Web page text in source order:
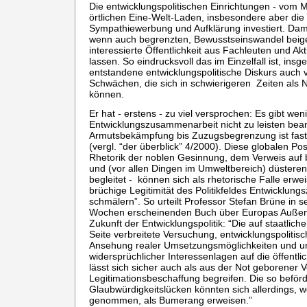
Die entwicklungspolitischen Einrichtungen - vom
örtlichen Eine-Welt-Laden, insbesondere aber
Sympathiewerbung und Aufklärung investiert.
wenn auch begrenzten, Bewusstseinswandel
interessierte Öffentlichkeit aus Fachleuten und
lassen. So eindrucksvoll das im Einzelfall ist,
entstandene entwicklungspolitische Diskurs auch
Schwächen, die sich in schwierigeren Zeiten als
können.
Er hat - erstens - zu viel versprochen: Es gibt
Entwicklungszusammenarbeit nicht zu leisten
Armutsbekämpfung bis Zuzugsbegrenzung ist
(vergl. “der überblick” 4/2000). Diese globalen
Rhetorik der noblen Gesinnung, dem Verweis auf
und (vor allen Dingen im Umweltbereich)
begleitet - können sich als rhetorische Falle
brüchige Legitimität des Politikfeldes
schmälern”. So urteilt Professor Stefan Brüne in
Wochen erscheinenden Buch über Europas
Zukunft der Entwicklungspolitik: “Die auf
Seite verbreitete Versuchung,
Ansehung realer Umsetzungsmöglichkeiten und
widersprüchlicher Interessenlagen auf die
lässt sich sicher auch als aus der Not geborener
Legitimationsbeschaffung begreifen. Die so
Glaubwürdigkeitslücken könnten sich allerdings,
genommen, als Bumerang erweisen.”